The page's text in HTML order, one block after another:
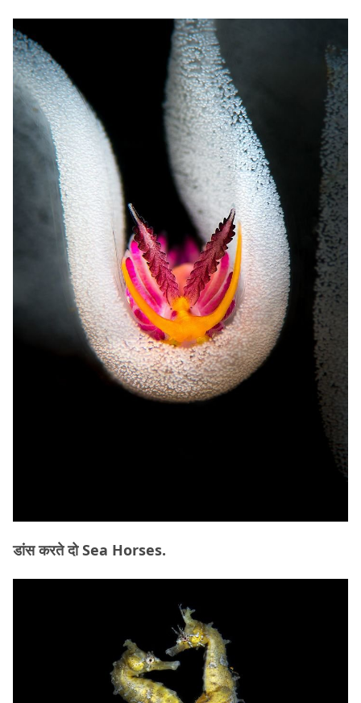
डांस करते दो Sea Horses.